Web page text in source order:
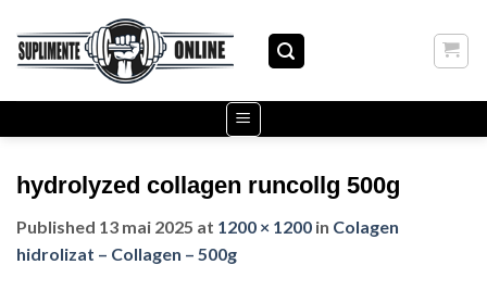
content
hydrolyzed collagen runcollg 500g
Published 13 mai 2025 at 1200 × 1200 in Colagen
hidrolizat – Collagen – 500g